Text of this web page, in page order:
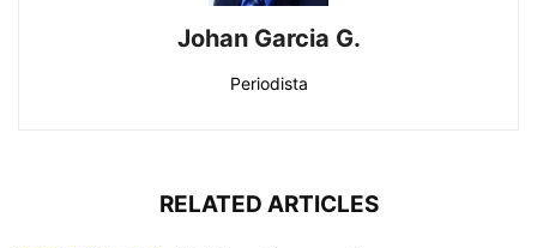
Johan Garcia G.
Periodista
RELATED ARTICLES